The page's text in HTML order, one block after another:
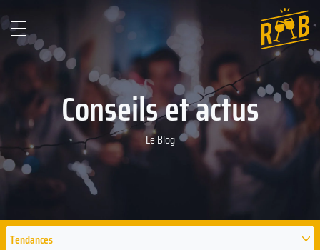
Conseils et actus
Le Blog
Tendances